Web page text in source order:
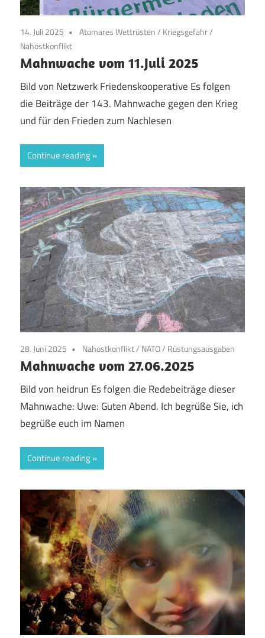
14. Juli 2025 Atomares Wettrüsten/ Kriegsgefahr/
Nahostkonflikt
Mahnwache vom 11.Juli 2025
Bild von Netzwerk Friedenskooperative Es folgen
die Beiträge der 143. Mahnwache gegen den Krieg
und für den Frieden zum Nachlesen
Continue reading
28. Juni 2025 Nahostkonflikt/ NATO/ Rüstungsausgaben
Mahnwache vom 27.06.2025
Bild von heidrun Es folgen die Redebeiträge dieser
Mahnwache: Uwe: Guten Abend. Ich begrüße Sie, ich
begrüße euch im Namen
Continue reading